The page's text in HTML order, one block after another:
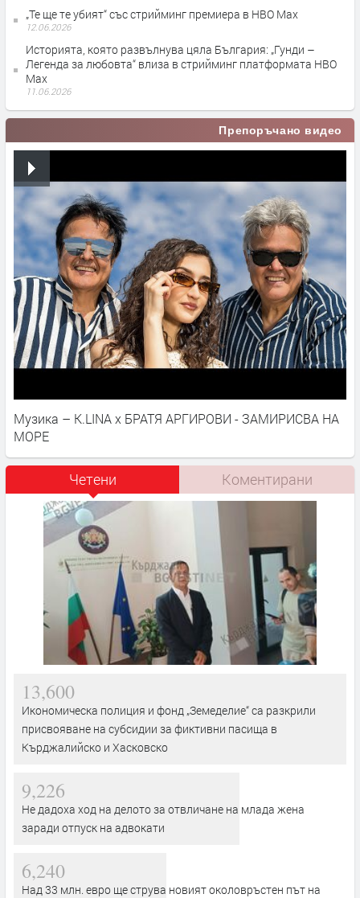
„Те ще те убият“ със стрийминг премиера в HBO Max
12.06.2026
Историята, която развълнува цяла България: „Гунди –
Легенда за любовта“ влиза в стрийминг платформата HBO
Max
11.06.2026
Препоръчано видео
Музика – K.LINA x БРАТЯ АРГИРОВИ - ЗАМИРИСВА НА
МОРЕ
Четени Коментирани
13,600
Икономическа полиция и фонд „Земеделие“ са разкрили
присвояване на субсидии за фиктивни пасища в
Кърджалийско и Хасковско
9,226
Не дадоха ход на делото за отвличане на млада жена
заради отпуск на адвокати
6,240
Над 33 млн. евро ще струва новият околовръстен път на